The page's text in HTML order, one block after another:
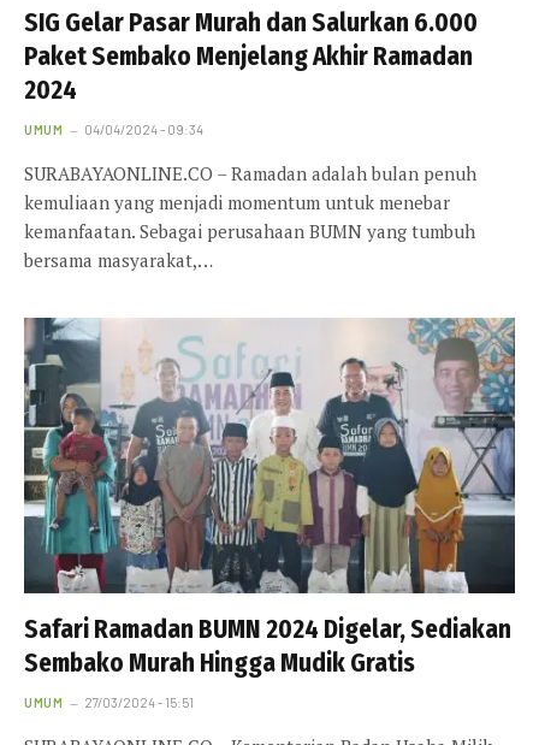
SIG Gelar Pasar Murah dan Salurkan 6.000
Paket Sembako Menjelang Akhir Ramadan
2024
UMUM 04/04/2024 - 09:34
SURABAYAONLINE.CO – Ramadan adalah bulan penuh
kemuliaan yang menjadi momentum untuk menebar
kemanfaatan. Sebagai perusahaan BUMN yang tumbuh
bersama masyarakat,…
Safari Ramadan BUMN 2024 Digelar, Sediakan
Sembako Murah Hingga Mudik Gratis
UMUM 27/03/2024 - 15:51